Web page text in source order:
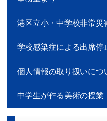
港区立小・中学校非常災
学校感染症による出席停
個人情報の取り扱いにつ
中学生が作る美術の授業